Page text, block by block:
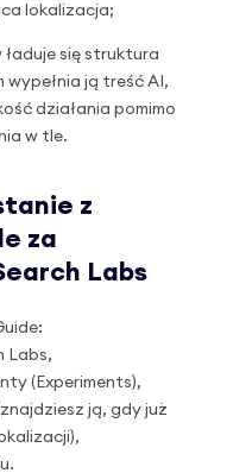
lokalizacja;
ładuje się struktura
ją treść AI,
działania pomimo
w tle.
z
za
Labs
Labs,
(Experiments),
ją, gdy już